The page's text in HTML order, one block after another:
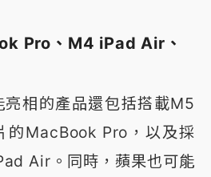
Pro、M4 iPad Air、
相的產品還包括搭載M5
的MacBook Pro，以及採
Air。同時，蘋果也可能